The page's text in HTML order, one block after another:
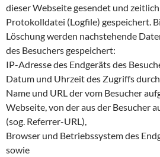
dieser Webseite gesendet und
Protokolldatei (Logfile) gespeichert.
Löschung werden nachstehende
des Besuchers gespeichert:
IP-Adresse des Endgeräts des
Datum und Uhrzeit des Zugriffs
Name und URL der vom Besucher
Webseite, von der aus der Besucher
(sog. Referrer-URL),
Browser und Betriebssystem des
sowie